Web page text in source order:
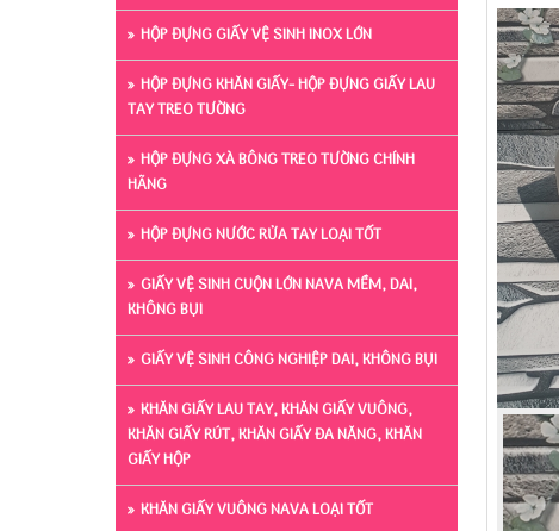
HỘP ĐỰNG GIẤY VỆ SINH INOX LỚN
HỘP ĐỰNG KHĂN GIẤY- HỘP ĐỰNG GIẤY LAU
TAY TREO TƯỜNG
HỘP ĐỰNG XÀ BÔNG TREO TƯỜNG CHÍNH
HÃNG
HỘP ĐỰNG NƯỚC RỬA TAY LOẠI TỐT
GIẤY VỆ SINH CUỘN LỚN NAVA MỀM, DAI,
KHÔNG BỤI
GIẤY VỆ SINH CÔNG NGHIỆP DAI, KHÔNG BỤI
KHĂN GIẤY LAU TAY, KHĂN GIẤY VUÔNG,
KHĂN GIẤY RÚT, KHĂN GIẤY ĐA NĂNG, KHĂN
GIẤY HỘP
KHĂN GIẤY VUÔNG NAVA LOẠI TỐT